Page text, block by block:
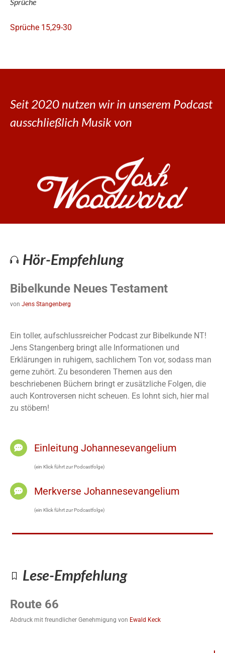
Sprüche
Sprüche 15,29-30
Seit 2020 nutzen wir in unserem Podcast
ausschließlich Musik von
Hör-Empfehlung
Bibelkunde Neues Testament
von Jens Stangenberg
Ein toller, aufschlussreicher Podcast zur Bibelkunde NT!
Jens Stangenberg bringt alle Informationen und
Erklärungen in ruhigem, sachlichem Ton vor, sodass man
gerne zuhört. Zu besonderen Themen aus den
beschriebenen Büchern bringt er zusätzliche Folgen, die
auch Kontroversen nicht scheuen. Es lohnt sich, hier mal
zu stöbern!
Einleitung Johannesevangelium
(ein Klick führt zur Podcastfolge)
Merkverse Johannesevangelium
(ein Klick führt zur Podcastfolge)
Lese-Empfehlung
Route 66
Abdruck mit freundlicher Genehmigung von Ewald Keck